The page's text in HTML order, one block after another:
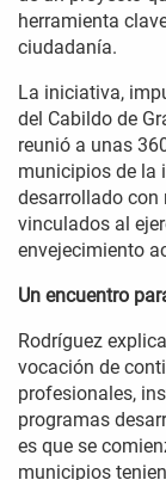
herramienta
ciudadanía.
La iniciativa,
del Cabildo de
reunió a unas
municipios de la
desarrollado con
vinculados al
envejecimiento
Un encuentro
Rodríguez
vocación de
profesionales,
programas
es que se
municipios